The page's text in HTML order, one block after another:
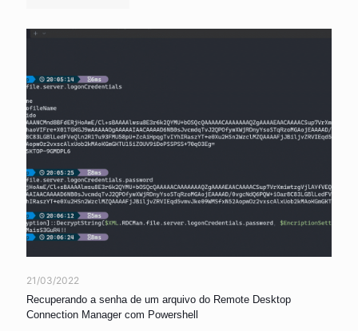
21/03/2022
Recuperando a senha de um arquivo do Remote Desktop
Connection Manager com Powershell